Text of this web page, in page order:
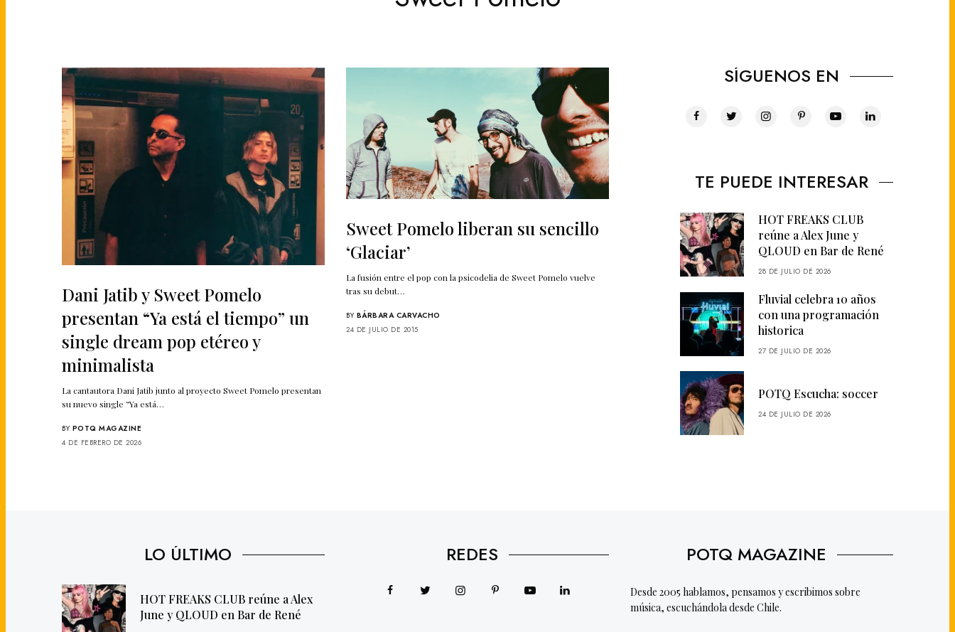
Dani Jatib y Sweet Pomelo
presentan “Ya está el tiempo” un
single dream pop etéreo y
minimalista
La cantautora Dani Jatib junto al proyecto Sweet Pomelo presentan
su nuevo single “Ya está…
BY POTQ MAGAZINE
4 DE FEBRERO DE 2026
Sweet Pomelo liberan su sencillo
‘Glaciar’
La fusión entre el pop con la psicodelia de Sweet Pomelo vuelve
tras su debut…
BY BÁRBARA CARVACHO
24 DE JULIO DE 2015
SÍGUENOS EN
TE PUEDE INTERESAR
HOT FREAKS CLUB
reúne a Alex June y
QLOUD en Bar de René
28 DE JULIO DE 2026
Fluvial celebra 10 años
con una programación
historica
27 DE JULIO DE 2026
POTQ Escucha: soccer
24 DE JULIO DE 2026
LO ÚLTIMO
HOT FREAKS CLUB reúne a Alex
June y QLOUD en Bar de René
REDES POTQ MAGAZINE
Desde 2005 hablamos, pensamos y escribimos sobre
música, escuchándola desde Chile.